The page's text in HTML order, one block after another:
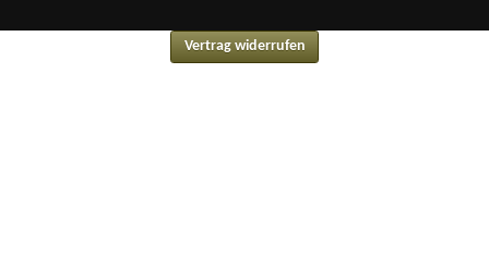
Vertrag widerrufen